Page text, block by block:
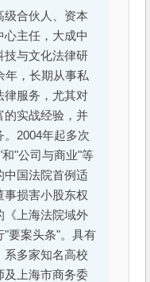
级合伙人、资本
心主任，大成中
技与文化法律研
年，长期从事私
律服务，尤其对
的实战经验，并
2004年起多次
和"公司与商业"等
中国法院首例适
事损害小股东权
《上海法院域外
"要案头条"。具有
系多家知名高校
及上海市商务委